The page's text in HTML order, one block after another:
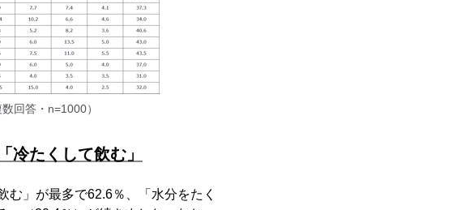
回答・n=1000）
冷たくして飲む」
」が最多で62.6％、「水分をたく